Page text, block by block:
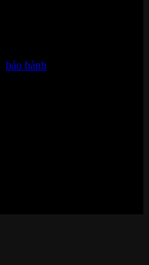
bảo hành